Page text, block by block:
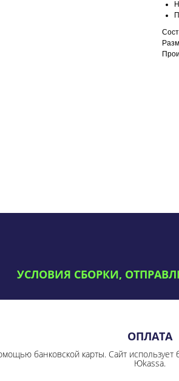
УСЛОВИЯ СБОРКИ,
ОПЛАТА
банковской карты. Сайт использует
Юkassa.